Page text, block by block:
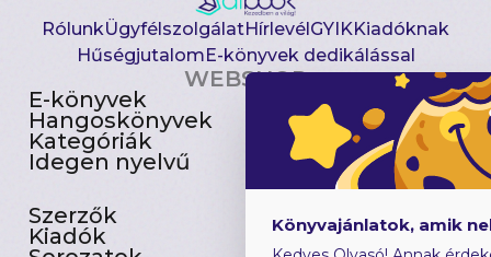
RólunkÜgyfélszolgálatHírlevélGYIKKiadóknak
HűségjutalomE-könyvek dedikálással
WEBSHOP
E-könyvek
Hangoskönyvek
Kategóriák
Idegen nyelvű
Csomagajánlatok
Akciósak
Előjegyezhetők
Újdonságok
Szerzők
Kiadók
Gyerekkönyvek
Heti toplista
Könyvajánlatok, amik